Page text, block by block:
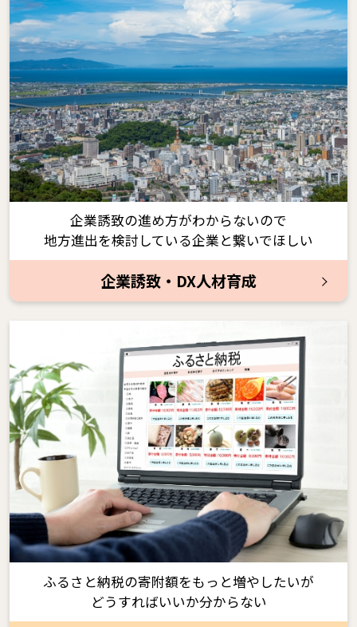
企業誘致の進め方がわからないので
地方進出を検討している企業と繋いでほしい
企業誘致・DX人材育成
ふるさと納税の寄附額をもっと増やしたいが
どうすればいいか分からない